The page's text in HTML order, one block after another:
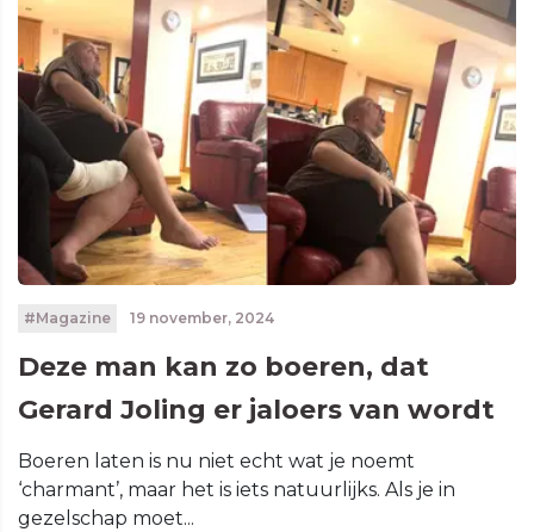
#Magazine 19 november, 2024
Deze man kan zo boeren, dat
Gerard Joling er jaloers van wordt
Boeren laten is nu niet echt wat je noemt
‘charmant’, maar het is iets natuurlijks. Als je in
gezelschap moet...